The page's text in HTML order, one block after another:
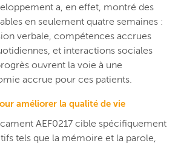
a, en effet, montré des
en seulement quatre semaines :
verbale, compétences accrues
et interactions sociales
ouvrent la voie à une
accrue pour ces patients.
améliorer la qualité de vie
AEF0217 cible spécifiquement
tels que la mémoire et la parole,